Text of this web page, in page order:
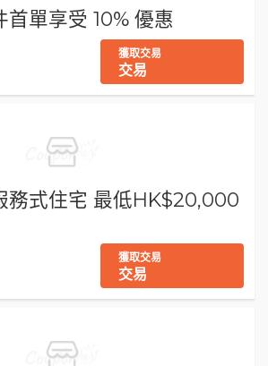
首單享受 10% 優惠
獲取交易
交易
務式住宅 最低HK$20,000
獲取交易
交易